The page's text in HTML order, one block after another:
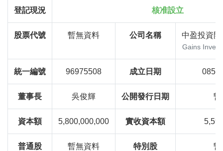
登記現況 核准設立
股票代號 暫無資料 公司名稱 中盈投資
Gains
統一編號 96975508 成立日期 085
董事長 吳俊輝 公開發行日期 暫
資本額 5,800,000,000 實收資本額
普通股 暫無資料 特別股 暫